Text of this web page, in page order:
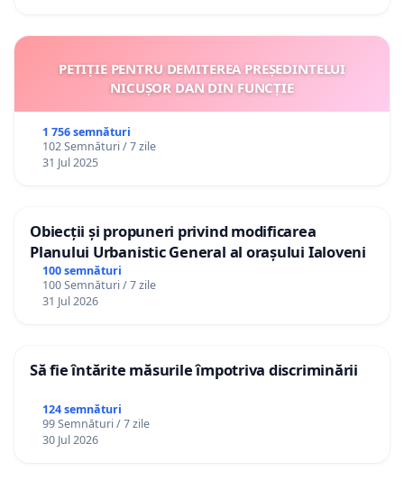
PETIȚIE PENTRU DEMITEREA PREȘEDINTELUI
NICUȘOR DAN DIN FUNCȚIE
1 756 semnături
102 Semnături / 7 zile
31 Jul 2025
Obiecții și propuneri privind modificarea
Planului Urbanistic General al orașului Ialoveni
100 semnături
100 Semnături / 7 zile
31 Jul 2026
Să fie întărite măsurile împotriva discriminării
124 semnături
99 Semnături / 7 zile
30 Jul 2026